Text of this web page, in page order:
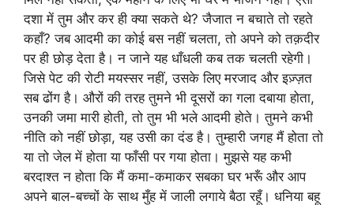
दशा में तुम और कर ही क्या सकते थे? जैजात न बचाते तो रहते
कहाँ? जब आदमी का कोई बस नहीं चलता, तो अपने को तक़दीर
पर ही छोड़ देता है। न जाने यह धाँधली कब तक चलती रहेगी।
जिसे पेट की रोटी मयस्सर नहीं, उसके लिए मरजाद और इज़्ज़त
सब ढोंग है। औरों की तरह तुमने भी दूसरों का गला दबाया होता,
उनकी जमा मारी होती, तो तुम भी भले आदमी होते। तुमने कभी
नीति को नहीं छोड़ा, यह उसी का दंड है। तुम्हारी जगह मैं होता तो
या तो जेल में होता या फाँसी पर गया होता। मुझसे यह कभी
बरदाश्त न होता कि मैं कमा-कमाकर सबका घर भरूँ और आप
अपने बाल-बच्चों के साथ मुँह में जाली लगाये बैठा रहूँ। धनिया बहू